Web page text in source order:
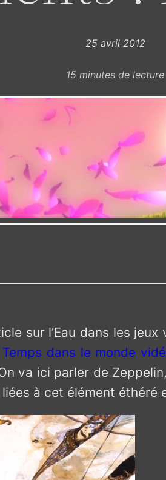
25 avril 2012
15 minutes de lecture
sur l’Eau dans les
Temps dans le monde
va ici parler de
à cet élément éthéré